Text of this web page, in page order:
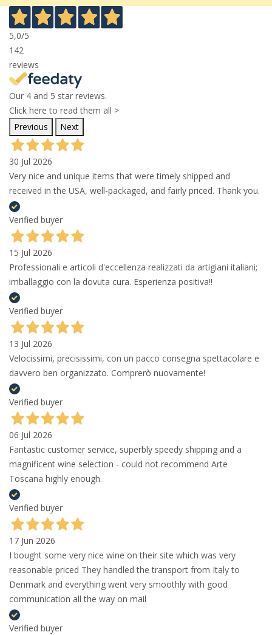
5,0/5
142
reviews
Our 4 and 5 star reviews.
Click here to read them all >
Previous
Next
30 Jul 2026
Very nice and unique items that were timely shipped and
received in the USA, well-packaged, and fairly priced. Thank you.
Verified buyer
15 Jul 2026
Professionali e articoli d'eccellenza realizzati da artigiani italiani;
imballaggio con la dovuta cura. Esperienza positiva!!
Verified buyer
13 Jul 2026
Velocissimi, precisissimi, con un pacco consegna spettacolare e
davvero ben organizzato. Comprerò nuovamente!
Verified buyer
06 Jul 2026
Fantastic customer service, superbly speedy shipping and a
magnificent wine selection - could not recommend Arte
Toscana highly enough.
Verified buyer
17 Jun 2026
I bought some very nice wine on their site which was very
reasonable priced They handled the transport from Italy to
Denmark and everything went very smoothly with good
communication all the way on mail
Verified buyer